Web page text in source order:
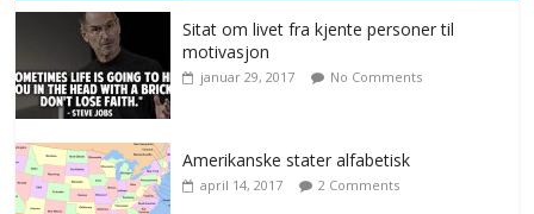
Sitat om livet fra kjente personer til
motivasjon
januar 29, 2017 No Comments
Amerikanske stater alfabetisk
april 14, 2017 2 Comments